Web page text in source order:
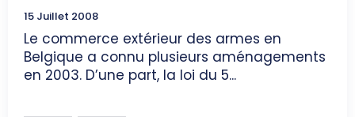
15 Juillet 2008
Le commerce extérieur des armes en
Belgique a connu plusieurs aménagements
en 2003. D’une part, la loi du 5...